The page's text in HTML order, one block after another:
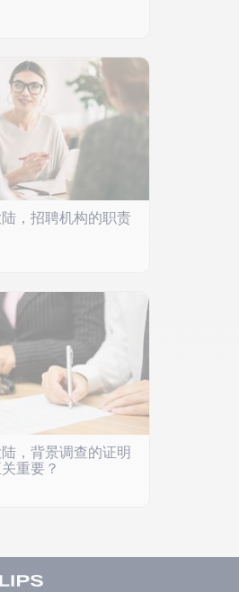
，招聘机构的职责
，背景调查的证明
重要？